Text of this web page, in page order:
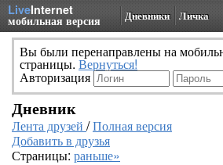
LiveInternet
мобильная версия Дневники Личка
Вы были перенаправлены на
страницы. Вернуться!
Авторизация
Дневник
Лента друзей /Полная версия
Добавить в друзья
Страницы: раньше»